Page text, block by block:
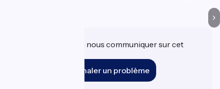
Une information à nous communiquer sur cet
Signaler un problème